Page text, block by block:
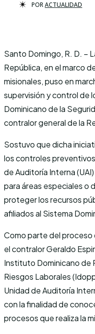
PORACTUALIDAD
Santo Domingo, R. D. –
República, en el marco
misionales, puso en
supervisión y control de
Dominicano de la
contralor general de la
Sostuvo que dicha
los controles
de Auditoría Interna
para áreas especiales o
proteger los recursos
afiliados al Sistema
Como parte del
el contralor Geraldo
Instituto Dominicano de
Riesgos Laborales
Unidad de Auditoría
con la finalidad de
procesos que realiza la